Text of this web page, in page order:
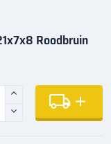
Roodbruin